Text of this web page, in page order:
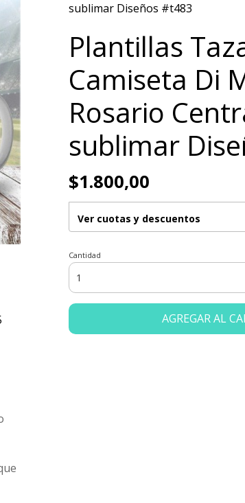
sublimar Diseños #t483
Plantillas
Camiseta Di
Rosario
sublimar
$1.800,00
Ver cuotas y descuentos
Cantidad
AGREGAR AL